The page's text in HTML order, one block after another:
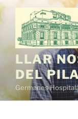
Vés
contingut
LLAR
DEL
Germanes